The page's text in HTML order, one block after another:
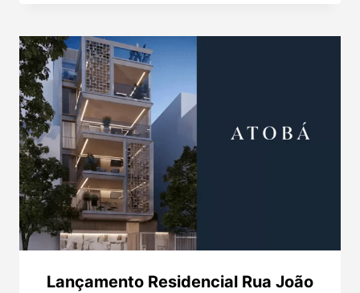
Lançamento Residencial Rua João